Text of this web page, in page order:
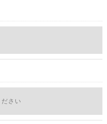
ので予めご了承ください。
停止の手続について＞
させて頂きます。